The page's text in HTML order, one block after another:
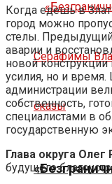
Когда едешь в
город можно
стелы. Предыдущий
аварии и
новой
усилия, но и время.
администрации
собственность,
специалистами в
государственную
Глава округа
будущего